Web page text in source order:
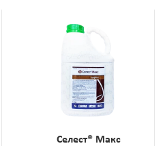
Селест® Макс